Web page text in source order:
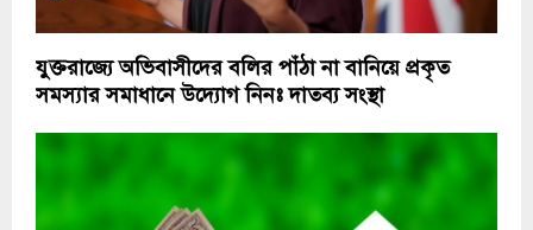
যুক্তরাজ্যে অভিবাসীদের বলির পাঁঠা না বানিয়ে প্রকৃত
সমস্যার সমাধানে উদ্যোগ নিনঃ দাতব্য সংস্থা